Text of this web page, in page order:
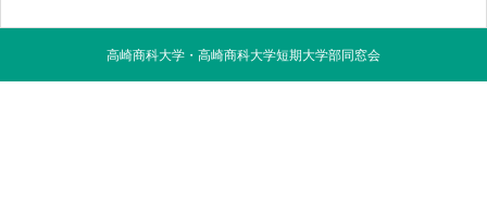
高崎商科大学・高崎商科大学短期大学部同窓会